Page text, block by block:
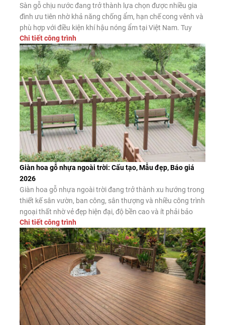
Sàn gỗ chịu nước đang trở thành lựa chọn được nhiều gia
đình ưu tiên nhờ khả năng chống ẩm, hạn chế cong vênh và
phù hợp với điều kiện khí hậu nóng ẩm tại Việt Nam. Tuy
nhiên, không phải sản phẩm nào được quảng cáo là “chịu
nước” cũng có chất lượng như […]
Chi tiết công trình
Giàn hoa gỗ nhựa ngoài trời: Cấu tạo, Mẫu đẹp, Báo giá
2026
Giàn hoa gỗ nhựa ngoài trời đang trở thành xu hướng trong
thiết kế sân vườn, ban công, sân thượng và nhiều công trình
ngoại thất nhờ vẻ đẹp hiện đại, độ bền cao và ít phải bảo
dưỡng. Đây là giải pháp thay thế hiệu quả cho giàn hoa gỗ
tự nhiên và giàn […]
Chi tiết công trình